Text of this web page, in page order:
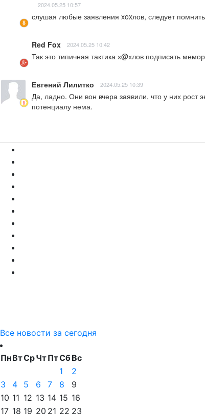
2024.05.25 10:57
слушая любые заявления xoxлов, следует
Red Fox 2024.05.25 10:42
Так это типичная тактика х@хлов подписать
Евгений Лилитко 2024.05.25 10:39
Да, ладно. Они вон вчера заявили, что у них рост
потенциалу нема.
Все новости за сегодня
ПнВтСрЧтПтСбВс
1
2
3
4 5 6 7 8
9
10 11 12 13 14 15 16
17 18 19 20 21 22 23